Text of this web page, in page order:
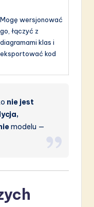
Mogę wersjonować
go, łączyć z
diagramami klas i
eksportować kod
nie jest
modelu —